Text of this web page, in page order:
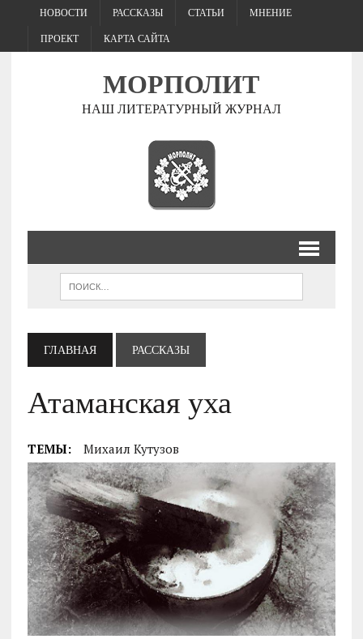
НОВОСТИ РАССКАЗЫ СТАТЬИ МНЕНИЕ
ПРОЕКТ КАРТА САЙТА
МОРПОЛИТ
НАШ ЛИТЕРАТУРНЫЙ ЖУРНАЛ
ГЛАВНАЯ РАССКАЗЫ
Атаманская уха
ТЕМЫ: Михаил Кутузов